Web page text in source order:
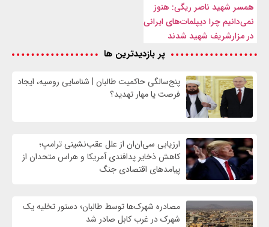
همسر شهید ناصر ریگی: هنوز
نمی‌دانیم چرا دیپلمات‌های ایرانی
در مزارشریف شهید شدند
پر بازدیدترین ها
پنج‌سالگی حاکمیت طالبان | شناسایی روسیه، ایجاد
فرصت‌ یا مهار تهدید؟
ارزیابی سی‌ان‌ان از علل عقب‌نشینی ترامپ؛
کاهش ذخایر پدافندی آمریکا و هراس متحدان از
پیامدهای اقتصادی جنگ
مصادره شهرک‌ها توسط طالبان؛ دستور تخلیه یک
شهرک در غرب کابل صادر شد